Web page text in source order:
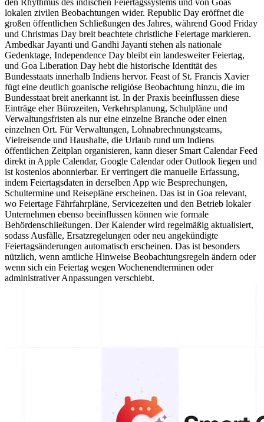
den Rhythmus des indischen Feiertagssystems und von Goas
lokalen zivilen Beobachtungen wider. Republic Day eröffnet die
großen öffentlichen Schließungen des Jahres, während Good Friday
und Christmas Day breit beachtete christliche Feiertage markieren.
Ambedkar Jayanti und Gandhi Jayanti stehen als nationale
Gedenktage, Independence Day bleibt ein landesweiter Feiertag,
und Goa Liberation Day hebt die historische Identität des
Bundesstaats innerhalb Indiens hervor. Feast of St. Francis Xavier
fügt eine deutlich goanische religiöse Beobachtung hinzu, die im
Bundesstaat breit anerkannt ist. In der Praxis beeinflussen diese
Einträge eher Bürozeiten, Verkehrsplanung, Schulpläne und
Verwaltungsfristen als nur eine einzelne Branche oder einen
einzelnen Ort. Für Verwaltungen, Lohnabrechnungsteams,
Vielreisende und Haushalte, die Urlaub rund um Indiens
öffentlichen Zeitplan organisieren, kann dieser Smart Calendar Feed
direkt in Apple Calendar, Google Calendar oder Outlook liegen und
ist kostenlos abonnierbar. Er verringert die manuelle Erfassung,
indem Feiertagsdaten in derselben App wie Besprechungen,
Schultermine und Reisepläne erscheinen. Das ist in Goa relevant,
wo Feiertage Fährfahrpläne, Servicezeiten und den Betrieb lokaler
Unternehmen ebenso beeinflussen können wie formale
Behördenschließungen. Der Kalender wird regelmäßig aktualisiert,
sodass Ausfälle, Ersatzregelungen oder neu angekündigte
Feiertagsänderungen automatisch erscheinen. Das ist besonders
nützlich, wenn amtliche Hinweise Beobachtungsregeln ändern oder
wenn sich ein Feiertag wegen Wochenendterminen oder
administrativer Anpassungen verschiebt.